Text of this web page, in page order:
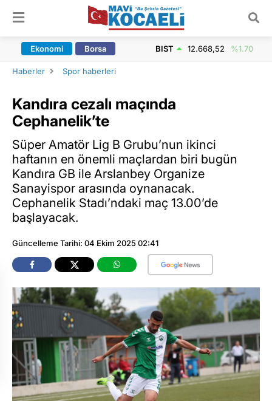
Ekonomi Borsa BIST 12.668,52 %1.70
Haberler Spor haberleri
Kandıra cezalı maçında
Cephanelik’te
Süper Amatör Lig B Grubu’nun ikinci
haftanın en önemli maçlardan biri bugün
Kandıra GB ile Arslanbey Organize
Sanayispor arasında oynanacak.
Cephanelik Stadı’ndaki maç 13.00’de
başlayacak.
Güncelleme Tarihi: 04 Ekim 2025 02:41